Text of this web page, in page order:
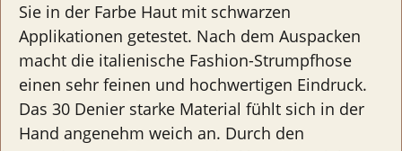
Sie in der Farbe Haut mit schwarzen
Applikationen getestet. Nach dem Auspacken
macht die italienische Fashion-Strumpfhose
einen sehr feinen und hochwertigen Eindruck.
Das 30 Denier starke Material fühlt sich in der
Hand angenehm weich an. Durch den